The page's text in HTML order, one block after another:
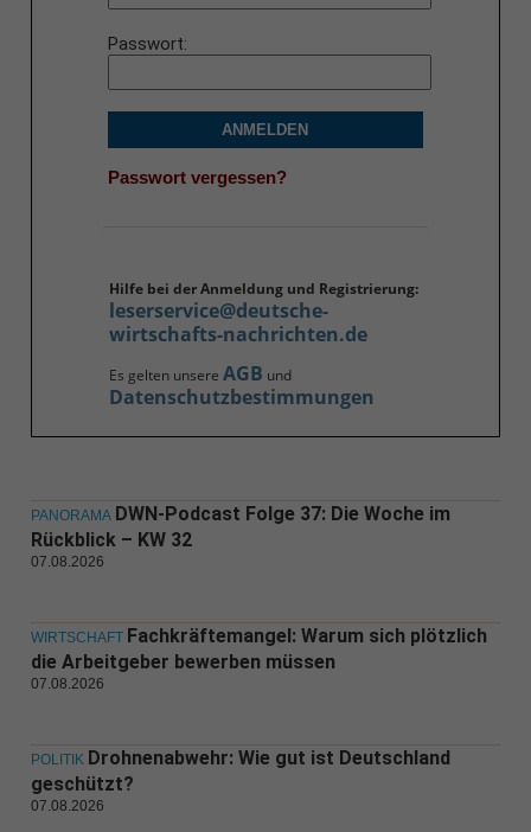
Passwort
ANMELDEN
Passwort vergessen?
Hilfe bei der Anmeldung und Registrierung:
leserservice@deutsche-
wirtschafts-nachrichten.de
Es gelten unsere AGB und
Datenschutzbestimmungen
PANORAMA DWN-Podcast Folge 37: Die Woche im
Rückblick – KW 32
07.08.2026
WIRTSCHAFT Fachkräftemangel: Warum sich plötzlich
die Arbeitgeber bewerben müssen
07.08.2026
POLITIK Drohnenabwehr: Wie gut ist Deutschland
geschützt?
07.08.2026